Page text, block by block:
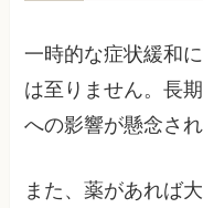
一時的な症状緩和
は至りません。長
への影響が懸念され
また、薬があれば